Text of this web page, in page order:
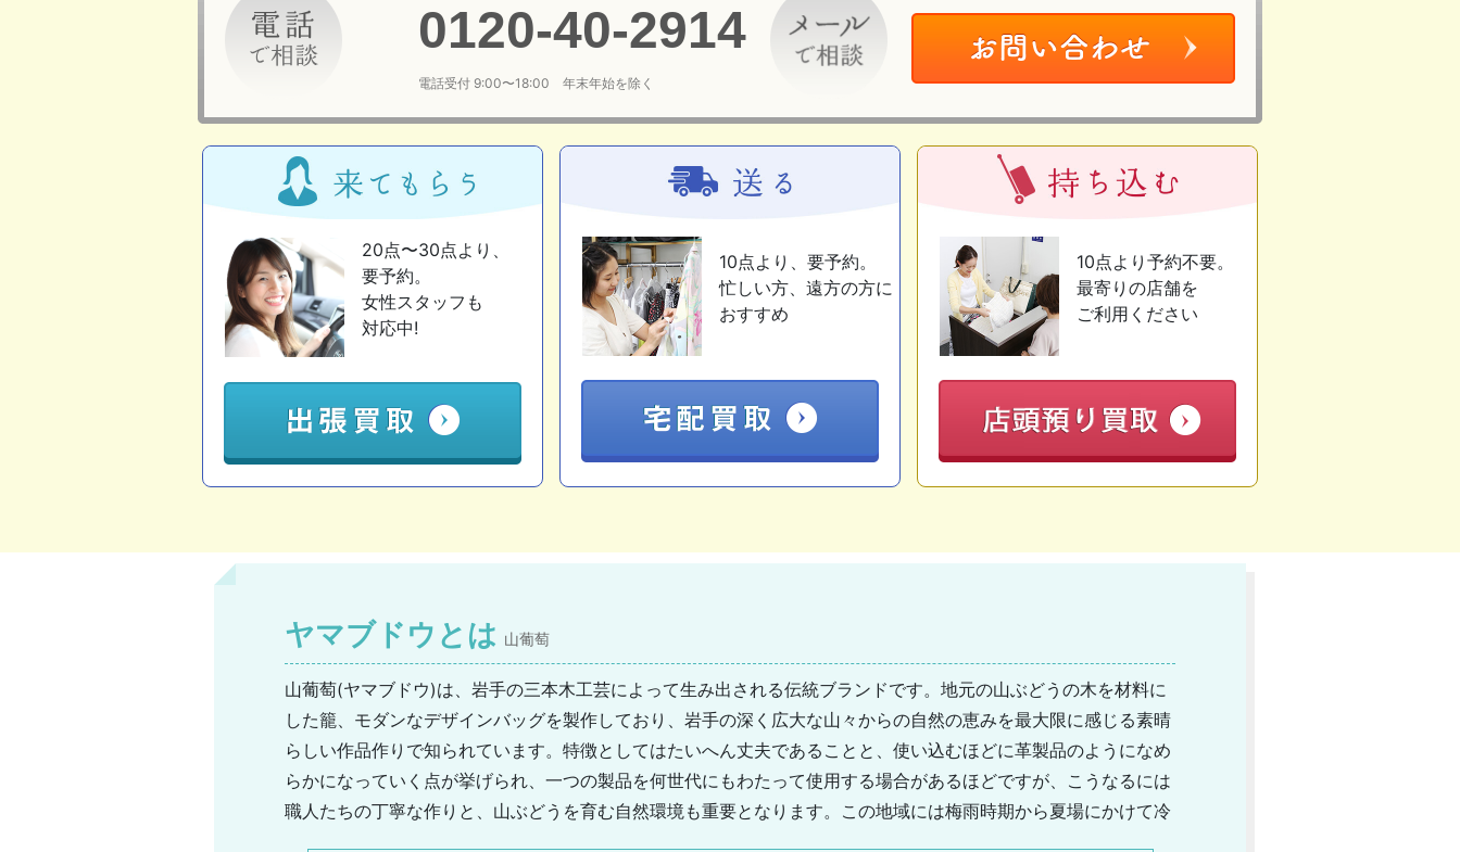
0120-40-2914
電話受付 9:00〜18:00 年末年始を除く
20点〜30点より、
要予約。
女性スタッフも
対応中!
10点より、要予約。
忙しい方、遠方の方に
おすすめ
10点より予約不要。
最寄りの店舗を
ご利用ください
ヤマブドウとは 山葡萄
山葡萄(ヤマブドウ)は、岩手の三本木工芸によって生み出される伝統ブランドです。地元の山ぶどうの木を材料に
した籠、モダンなデザインバッグを製作しており、岩手の深く広大な山々からの自然の恵みを最大限に感じる素晴
らしい作品作りで知られています。特徴としてはたいへん丈夫であることと、使い込むほどに革製品のようになめ
らかになっていく点が挙げられ、一つの製品を何世代にもわたって使用する場合があるほどですが、こうなるには
職人たちの丁寧な作りと、山ぶどうを育む自然環境も重要となります。この地域には梅雨時期から夏場にかけて冷